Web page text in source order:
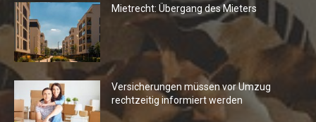
Mietrecht: Übergang des Mieters
Versicherungen müssen vor Umzug
rechtzeitig informiert werden